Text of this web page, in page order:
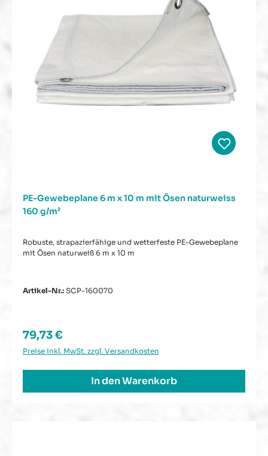
PE-Gewebeplane 6 m x 10 m mit Ösen naturweiss
160 g/m²
Robuste, strapazierfähige und wetterfeste PE-Gewebeplane
mit Ösen naturweiß 6 m x 10 m
Artikel-Nr.: SCP-160070
Regulärer Preis:
79,73 €
Preise inkl. MwSt. zzgl. Versandkosten
In den Warenkorb